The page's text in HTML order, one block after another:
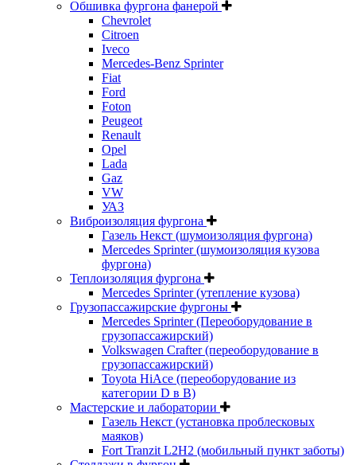
Обшивка фургона фанерой
Chevrolet
Citroen
Iveco
Mercedes-Benz Sprinter
Fiat
Ford
Foton
Peugeot
Renault
Opel
Lada
Gaz
VW
УАЗ
Виброизоляция фургона
Газель Некст (шумоизоляция фургона)
Mercedes Sprinter (шумоизоляция кузова
фургона)
Теплоизоляция фургона
Mercedes Sprinter (утепление кузова)
Грузопассажирские фургоны
Mercedes Sprinter (Переоборудование в
грузопассажирский)
Volkswagen Crafter (переоборудование в
грузопассажирский)
Toyota HiAce (переоборудование из
категории D в B)
Мастерские и лаборатории
Газель Некст (установка проблесковых
маяков)
Fort Tranzit L2H2 (мобильный пункт заботы)